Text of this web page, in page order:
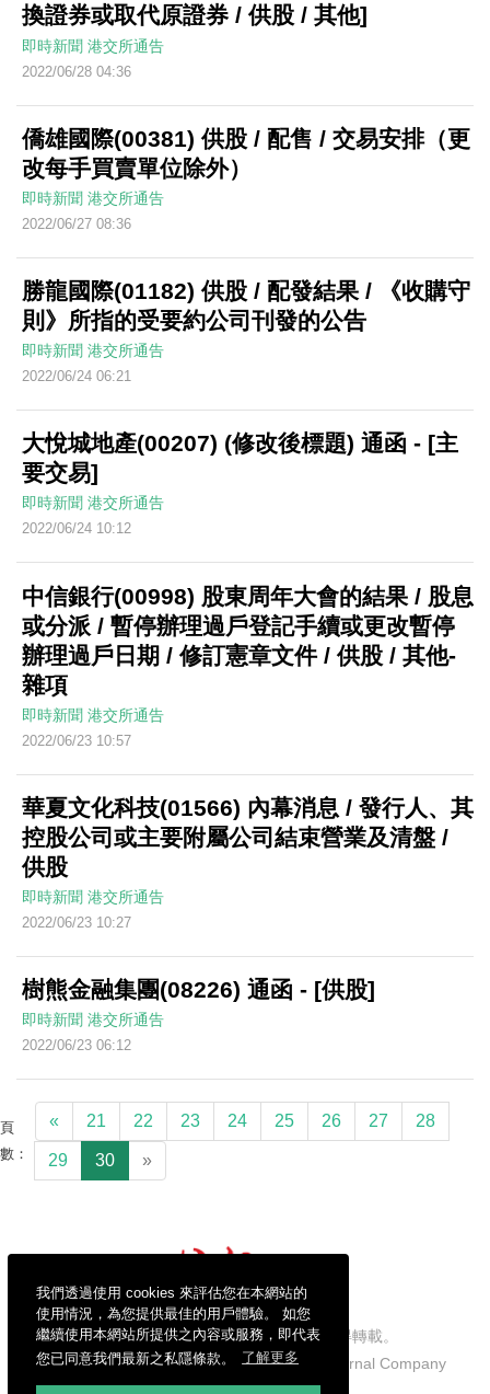
我們透過使用 cookies 來評估您在本網站的
使用情況，為您提供最佳的用戶體驗。 如您
繼續使用本網站所提供之內容或服務，即代表
您已同意我們最新之私隱條款。
了解更多
換證券或取代原證券 / 供股 / 其他]
即時新聞 港交所通告
2022/06/28 04:36
僑雄國際(00381) 供股 / 配售 / 交易安排（更
改每手買賣單位除外）
即時新聞 港交所通告
2022/06/27 08:36
勝龍國際(01182) 供股 / 配發結果 / 《收購守
則》所指的受要約公司刊發的公告
即時新聞 港交所通告
2022/06/24 06:21
大悅城地產(00207) (修改後標題) 通函 - [主
要交易]
即時新聞 港交所通告
2022/06/24 10:12
中信銀行(00998) 股東周年大會的結果 / 股息
或分派 / 暫停辦理過戶登記手續或更改暫停
辦理過戶日期 / 修訂憲章文件 / 供股 / 其他-
雜項
即時新聞 港交所通告
2022/06/23 10:57
華夏文化科技(01566) 內幕消息 / 發行人、其
控股公司或主要附屬公司結束營業及清盤 /
供股
即時新聞 港交所通告
2022/06/23 10:27
樹熊金融集團(08226) 通函 - [供股]
即時新聞 港交所通告
2022/06/23 06:12
頁
數：
« 21 22 23 24 25 26 27 28
29 30 »
信報財經新聞有限公司版權所有，不得轉載。
Copyright © 2026 Hong Kong Economic Journal Company